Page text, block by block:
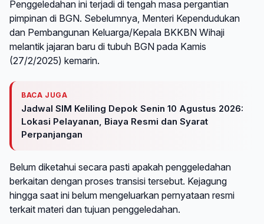
Penggeledahan ini terjadi di tengah masa pergantian
pimpinan di BGN. Sebelumnya, Menteri Kependudukan
dan Pembangunan Keluarga/Kepala BKKBN Wihaji
melantik jajaran baru di tubuh BGN pada Kamis
(27/2/2025) kemarin.
BACA JUGA
Jadwal SIM Keliling Depok Senin 10 Agustus 2026:
Lokasi Pelayanan, Biaya Resmi dan Syarat
Perpanjangan
Belum diketahui secara pasti apakah penggeledahan
berkaitan dengan proses transisi tersebut. Kejagung
hingga saat ini belum mengeluarkan pernyataan resmi
terkait materi dan tujuan penggeledahan.